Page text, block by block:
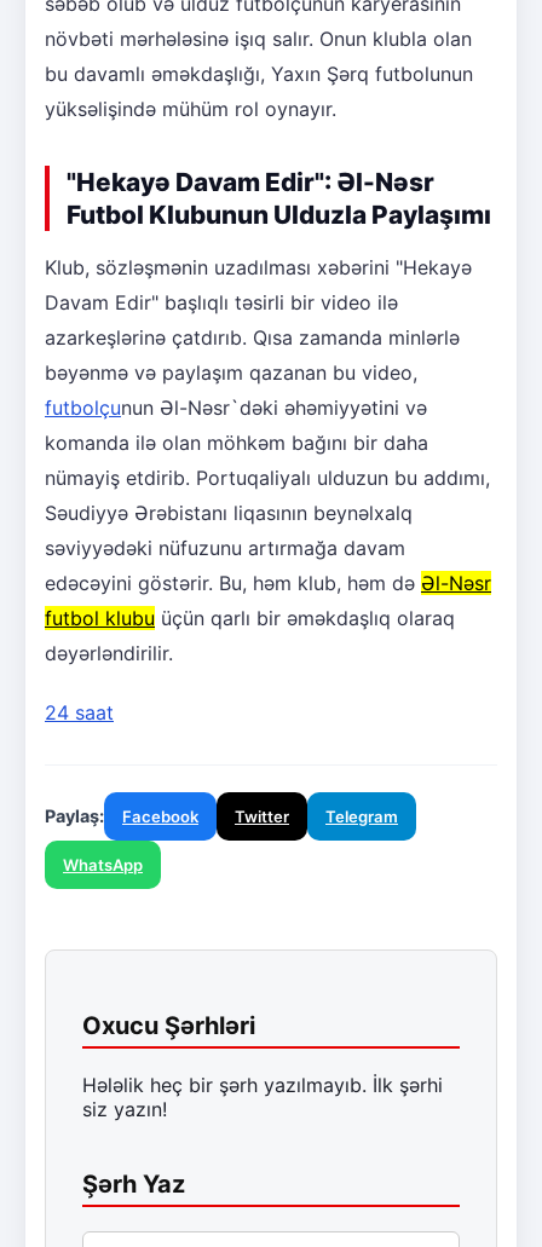
növbəti mərhələsinə işıq salır. Onun klubla olan
bu davamlı əməkdaşlığı, Yaxın Şərq futbolunun
yüksəlişində mühüm rol oynayır.
"Hekayə Davam Edir": Əl-Nəsr
Futbol Klubunun Ulduzla Paylaşımı
Klub, sözləşmənin uzadılması xəbərini "Hekayə
Davam Edir" başlıqlı təsirli bir video ilə
azarkeşlərinə çatdırıb. Qısa zamanda minlərlə
bəyənmə və paylaşım qazanan bu video,
futbolçunun Əl-Nəsr`dəki əhəmiyyətini və
komanda ilə olan möhkəm bağını bir daha
nümayiş etdirib. Portuqaliyalı ulduzun bu addımı,
Səudiyyə Ərəbistanı liqasının beynəlxalq
səviyyədəki nüfuzunu artırmağa davam
edəcəyini göstərir. Bu, həm klub, həm də Əl-Nəsr
futbol klubu üçün qarlı bir əməkdaşlıq olaraq
dəyərləndirilir.
24 saat
Paylaş: Facebook Twitter Telegram
WhatsApp
Oxucu Şərhləri
Hələlik heç bir şərh yazılmayıb. İlk şərhi
siz yazın!
Şərh Yaz